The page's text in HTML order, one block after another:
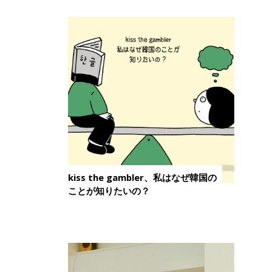
kiss the gambler、私はなぜ韓国の
ことが知りたいの？